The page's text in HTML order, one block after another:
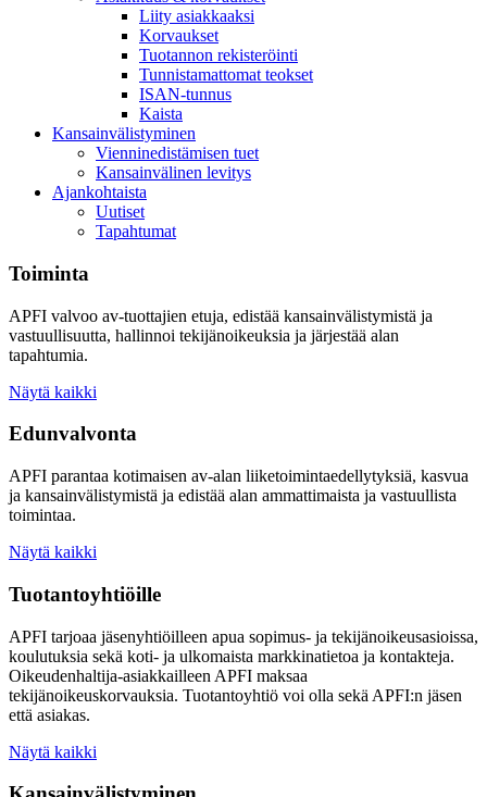
Liity asiakkaaksi
Korvaukset
Tuotannon rekisteröinti
Tunnistamattomat teokset
ISAN-tunnus
Kaista
Kansainvälistyminen
Vienninedistämisen tuet
Kansainvälinen levitys
Ajankohtaista
Uutiset
Tapahtumat
Toiminta
APFI valvoo av-tuottajien etuja, edistää kansainvälistymistä ja
vastuullisuutta, hallinnoi tekijänoikeuksia ja järjestää alan
tapahtumia.
Näytä kaikki
Edunvalvonta
APFI parantaa kotimaisen av-alan liiketoimintaedellytyksiä, kasvua
ja kansainvälistymistä ja edistää alan ammattimaista ja vastuullista
toimintaa.
Näytä kaikki
Tuotantoyhtiöille
APFI tarjoaa jäsenyhtiöilleen apua sopimus- ja tekijänoikeusasioissa,
koulutuksia sekä koti- ja ulkomaista markkinatietoa ja kontakteja.
Oikeudenhaltija-asiakkailleen APFI maksaa
tekijänoikeuskorvauksia. Tuotantoyhtiö voi olla sekä APFI:n jäsen
että asiakas.
Näytä kaikki